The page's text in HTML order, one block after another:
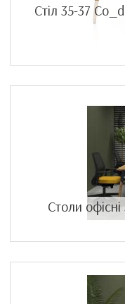
Стіл 35-37
Столи